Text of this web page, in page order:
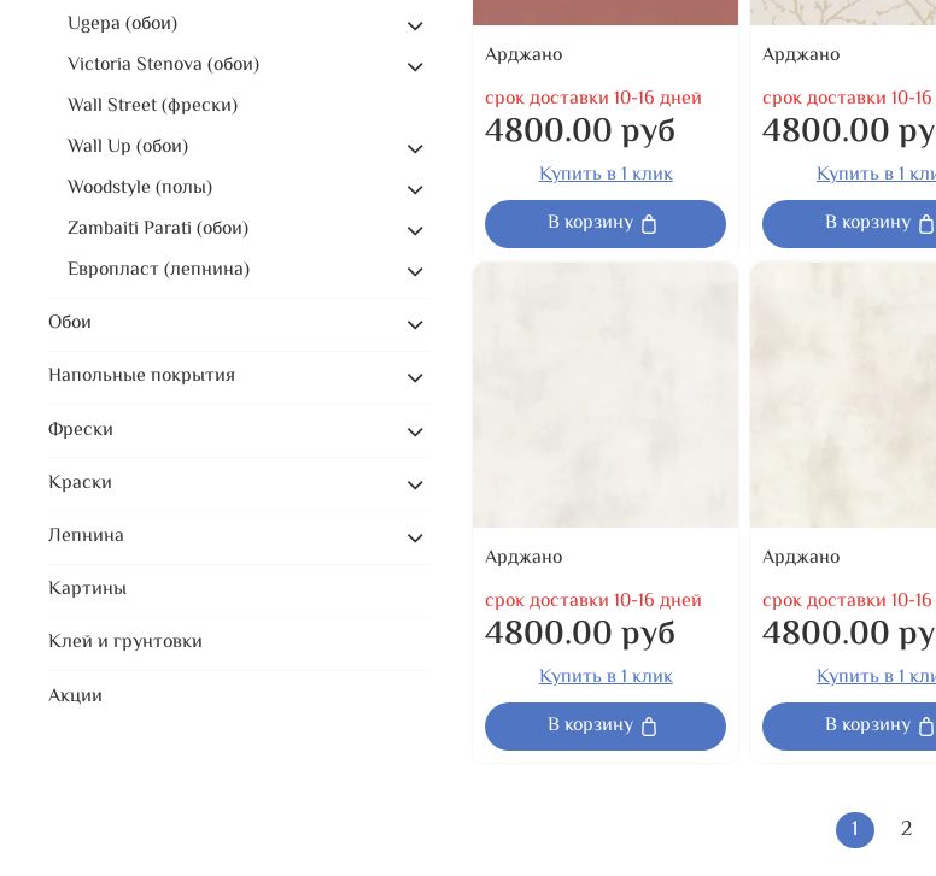
Арджано
срок доставки 10-16 дней
4800.00 руб
Купить в 1 клик
В корзину
Арджано
срок доставки 10-
4800.00
Купить в 1
В корзину
Арджано
срок доставки 10-16 дней
4800.00 руб
Купить в 1 клик
В корзину
Арджано
срок доставки 10-
4800.00
Купить в 1
В корзину
1 2
Ugepa (обои)
Victoria Stenova (обои)
Wall Street (фрески)
Wall Up (обои)
Woodstyle (полы)
Zambaiti Parati (обои)
Европласт (лепнина)
Обои
Напольные покрытия
Фрески
Краски
Лепнина
Картины
Клей и грунтовки
Акции